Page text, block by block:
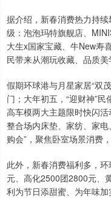
据介绍，新春消费热力持
级：泡泡玛特旗舰店、
大生x国家宝藏、牛New寿
民带来从潮玩收藏、品质美
假期环球港与月星家居“双
门；大年初五，“迎财神”
高车模两大主题限时快闪
整合场内床垫、家纺、家
购会”，聚焦卧室场景消费
此外，新春消费福利多，
元、高化2500团2800元、
利为节日添甜蜜、为年味加